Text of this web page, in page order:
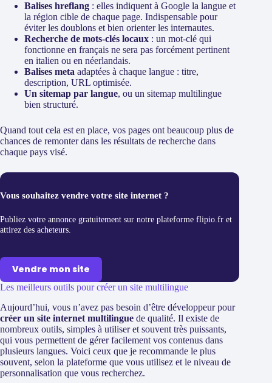
Balises hreflang : elles indiquent à Google la langue et
la région cible de chaque page. Indispensable pour
éviter les doublons et bien orienter les internautes.
Recherche de mots-clés locaux : un mot-clé qui
fonctionne en français ne sera pas forcément pertinent
en italien ou en néerlandais.
Balises meta adaptées à chaque langue : titre,
description, URL optimisée.
Un sitemap par langue, ou un sitemap multilingue
bien structuré.
Quand tout cela est en place, vos pages ont beaucoup plus de
chances de remonter dans les résultats de recherche dans
chaque pays visé.
Vous souhaitez vendre votre site internet ?
Publiez votre annonce gratuitement sur notre plateforme flipio.fr et
attirez des acheteurs.
Vendre mon site
Les meilleurs outils pour créer un site multilingue
Aujourd’hui, vous n’avez pas besoin d’être développeur pour
créer un site internet multilingue de qualité. Il existe de
nombreux outils, simples à utiliser et souvent très puissants,
qui vous permettent de gérer facilement vos contenus dans
plusieurs langues. Voici ceux que je recommande le plus
souvent, selon la plateforme que vous utilisez et le niveau de
personnalisation que vous recherchez.